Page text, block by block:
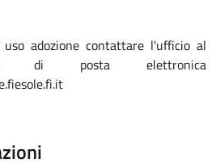
adozione contattare l'ufficio al
di posta elettronica